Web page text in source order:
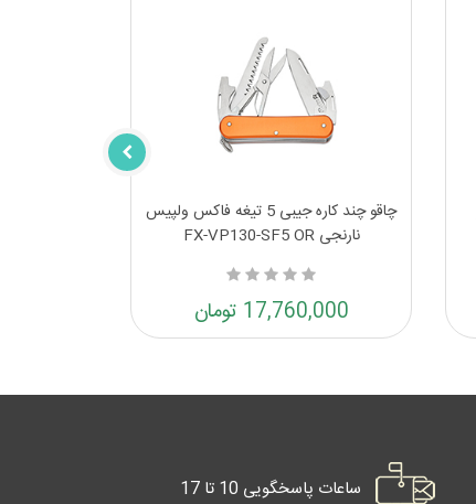
چاقو چند کاره جیبی 5 تیغه فاکس ولپیس
نارنجی FX-VP130-SF5 OR
17,760,000 تومان
ساعات پاسخگویی 10 تا 17